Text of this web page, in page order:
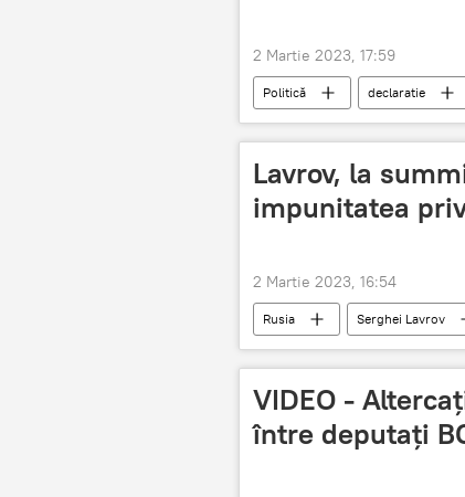
2 Martie 2023, 17:59
Politică declaratie
Lavrov, la
impunitatea
2 Martie 2023, 16:54
Rusia Serghei Lavrov
VIDEO -
între deputați